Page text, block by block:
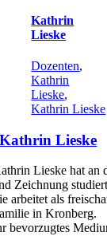
Kathrin
Lieske
Dozenten,
Kathrin
Lieske,
Kathrin Lieske
Kathrin Lieske
Lieske hat an
Zeichnung
arbeitet als
in Kronberg.
bevorzugtes